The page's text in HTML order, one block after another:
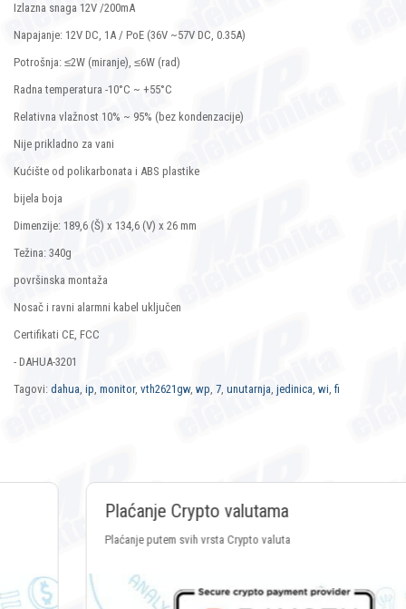
Izlazna snaga 12V /200mA
Napajanje: 12V DC, 1A / PoE (36V ~57V DC, 0.35A)
Potrošnja: ≤2W (miranje), ≤6W (rad)
Radna temperatura -10°C ~ +55°C
Relativna vlažnost 10% ~ 95% (bez kondenzacije)
Nije prikladno za vani
Kućište od polikarbonata i ABS plastike
bijela boja
Dimenzije: 189,6 (Š) x 134,6 (V) x 26 mm
Težina: 340g
površinska montaža
Nosač i ravni alarmni kabel uključen
Certifikati CE, FCC
- DAHUA-3201
Tagovi: dahua, ip, monitor, vth2621gw, wp, 7, unutarnja, jedinica, wi, fi
Plaćanje Crypto valutama
Plaćanje putem svih vrsta Crypto valuta